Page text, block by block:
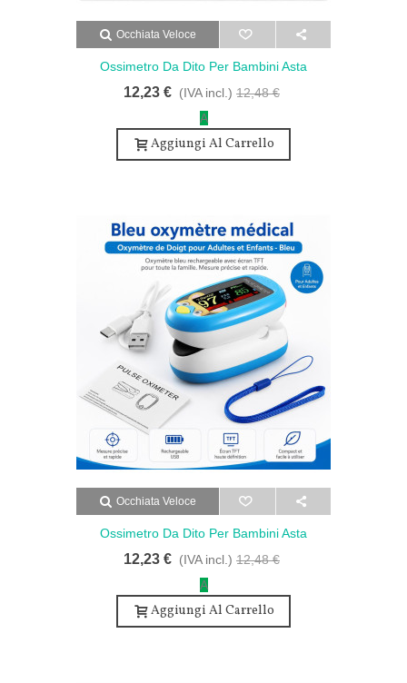
Occhiata Veloce
Ossimetro Da Dito Per Bambini Asta
Schermo Tft Cinturino - Pulsossimetro
Portatile SpO2 - Rosso
12,23 € (IVA incl.) 12,48 €
A
Aggiungi Al Carrello
Occhiata Veloce
Ossimetro Da Dito Per Bambini Asta
Schermo Tft Cinturino Laccio -
Pulsossimetro Da Dito Per Adulti E
Bambini - Blu
12,23 € (IVA incl.) 12,48 €
A
Aggiungi Al Carrello